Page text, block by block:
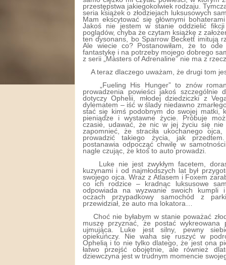
przestępstwa jakiegokolwiek rodzaju.
seria książek o złodziejach luksusowych
Mam ekscytować się głównymi
Jakoś nie jestem w stanie oddzielić
poglądów, chyba że czytam książkę z
ten dysonans, bo Sparrow Beckett imitują
Ale wiecie co? Postanowiłam, że to
fantastykę i na potrzeby mojego dobrego
z serii „Masters of Adrenaline” nie ma z
A teraz dlaczego uważam, że drugi tom
„Fueling His Hunger” to znów
prowadzenia powieści jakoś szczególnie
dotyczy Ophelii, młodej dziedziczki z
dylematem – iść w ślady niedawno
stać się kimś podobnym do swojej matki,
pieniądze i wystawne życie. Próbuje
czasie, udawać, że nic w jej życiu się nie
zapomnieć, że straciła ukochanego
prowadzić takiego życia, jak
postanawia odpocząć chwilę w
nagle czując, że ktoś to auto prowadzi.
Luke nie jest zwykłym facetem,
kuzynami i od najmłodszych lat był
swojego ojca. Wraz z Atlasem i Foxem
co ich rodzice – kradnąc luksusowe
odpowiada na wyzwanie swoich kumpli
oczach przypadkowy samochód z
przewidział, że auto ma lokatora…
Choć nie byłabym w stanie poważać
muszę przyznać, że postać wykreowana
ujmująca. Luke jest silny, pewny
opiekuńczy. Nie waha się ruszyć w
Ophelią i to nie tylko dlatego, że jest ona
łatwo przejść obojętnie, ale również
dziewczyna jest w trudnym momencie